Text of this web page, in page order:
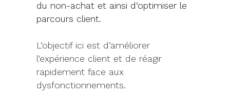
du non-achat et ainsi d’optimiser le
parcours client.
L’objectif ici est d’améliorer
l’expérience client et de réagir
rapidement face aux
dysfonctionnements.